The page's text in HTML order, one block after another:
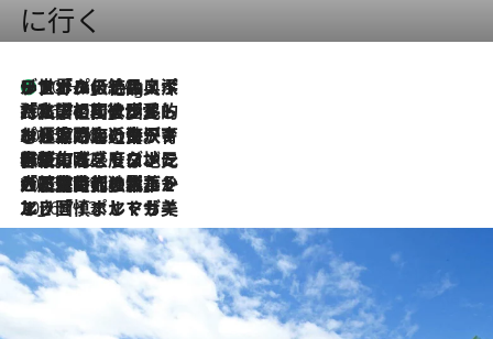
に行く
10 Hours Ago
リスボンの絶品スイーツ「パステル・デ・ナタ」とは？ポルトガル伝統の奥深い世界へ
2026.7.27
「私の祖国はポルトガル語です」国民的詩人フェルナンド・ペソアと、彼が愛した文学の街を歩く
2026.7.26
ポルトガル近海が育む極上の海の幸。キリリと冷えた白ワインと愉しむ、シーフード専門店の贅沢
2026.7.22
伝統の味をモダンに昇華。高感度な地元客が集う、リスボンの最旬ガストロノミー
2026.7.21
大航海時代の栄華から、震災、独裁、そして革命へ。ポルトガル・首都リスボンの石畳に刻まれた「歴史の光と影」
2026.7.13
エッセイ・ヤマザキマリ「慎ましくも美しき国 ポルトガル」